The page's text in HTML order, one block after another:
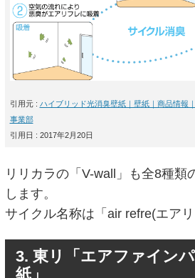
引用元 : ハイブリッド光消臭壁紙｜壁紙｜商品情報
事業部
引用日 : 2017年2月20日
リリカラの「V-wall」も全8種類
します。
サイクル名称は「air refre(エアリ
3. 東リ「エアファイン
紙」